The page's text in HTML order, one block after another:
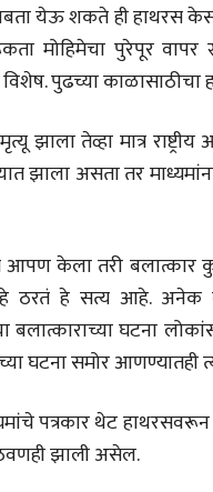
येऊ शकते ही हाथरस
मोहिमेचा पुरेपूर वापर
पुढच्या काळासाठीचा
झाला तेव्हा मात्र
झाला असता तर
आपण केला तरी बलात्कार
ठरतं हे सत्य आहे. अनेक
घटना
घटना समोर आणण्यातही
पत्रकार थेट
झाली असेल.
उगवती
झुकलेला
दरम्यान
आ. श्री.
14 Jul
भाषण
१५५
08 Jul
लेख
आ. श्री.